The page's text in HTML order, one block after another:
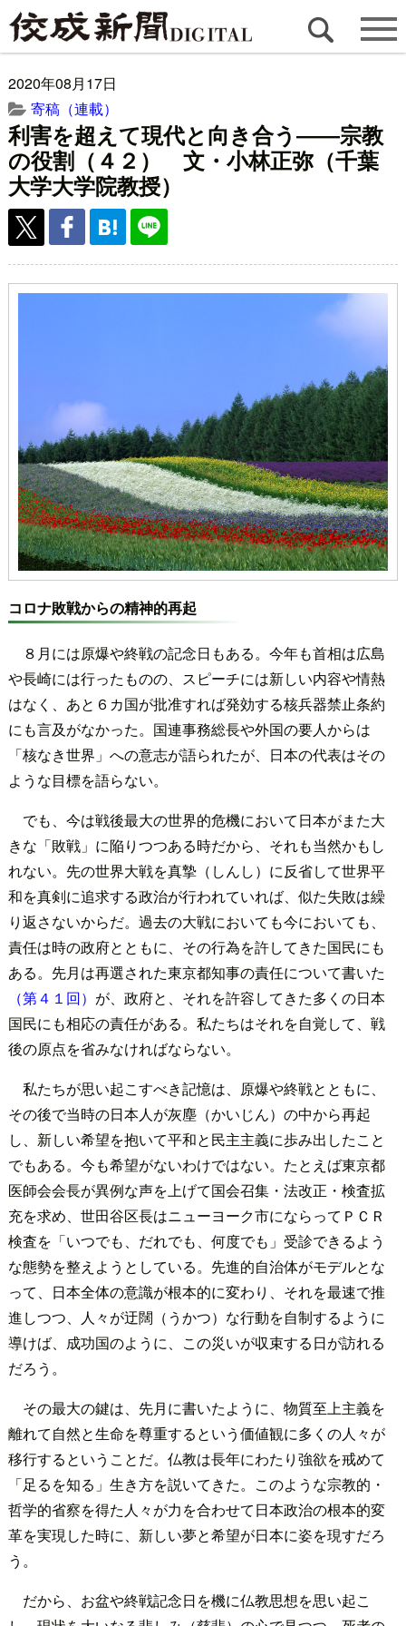
2020年08月17日
寄稿（連載）
利害を超えて現代と向き合う――宗教
の役割（４２） 文・小林正弥（千葉
大学大学院教授）
コロナ敗戦からの精神的再起
８月には原爆や終戦の記念日もある。今年も首相は広島
や長崎には行ったものの、スピーチには新しい内容や情熱
はなく、あと６カ国が批准すれば発効する核兵器禁止条約
にも言及がなかった。国連事務総長や外国の要人からは
「核なき世界」への意志が語られたが、日本の代表はその
ような目標を語らない。
でも、今は戦後最大の世界的危機において日本がまた大
きな「敗戦」に陥りつつある時だから、それも当然かもし
れない。先の世界大戦を真摯（しんし）に反省して世界平
和を真剣に追求する政治が行われていれば、似た失敗は繰
り返さないからだ。過去の大戦においても今においても、
責任は時の政府とともに、その行為を許してきた国民にも
ある。先月は再選された東京都知事の責任について書いた
（第４１回） が、政府と、それを許容してきた多くの日本
国民にも相応の責任がある。私たちはそれを自覚して、戦
後の原点を省みなければならない。
私たちが思い起こすべき記憶は、原爆や終戦とともに、
その後で当時の日本人が灰塵（かいじん）の中から再起
し、新しい希望を抱いて平和と民主主義に歩み出したこと
でもある。今も希望がないわけではない。たとえば東京都
医師会会長が異例な声を上げて国会召集・法改正・検査拡
充を求め、世田谷区長はニューヨーク市にならってＰＣＲ
検査を「いつでも、だれでも、何度でも」受診できるよう
な態勢を整えようとしている。先進的自治体がモデルとな
って、日本全体の意識が根本的に変わり、それを最速で推
進しつつ、人々が迂闊（うかつ）な行動を自制するように
導けば、成功国のように、この災いが収束する日が訪れる
だろう。
その最大の鍵は、先月に書いたように、物質至上主義を
離れて自然と生命を尊重するという価値観に多くの人々が
移行するということだ。仏教は長年にわたり強欲を戒めて
「足るを知る」生き方を説いてきた。このような宗教的・
哲学的省察を得た人々が力を合わせて日本政治の根本的変
革を実現した時に、新しい夢と希望が日本に姿を現すだろ
う。
だから、お盆や終戦記念日を機に仏教思想を思い起こ